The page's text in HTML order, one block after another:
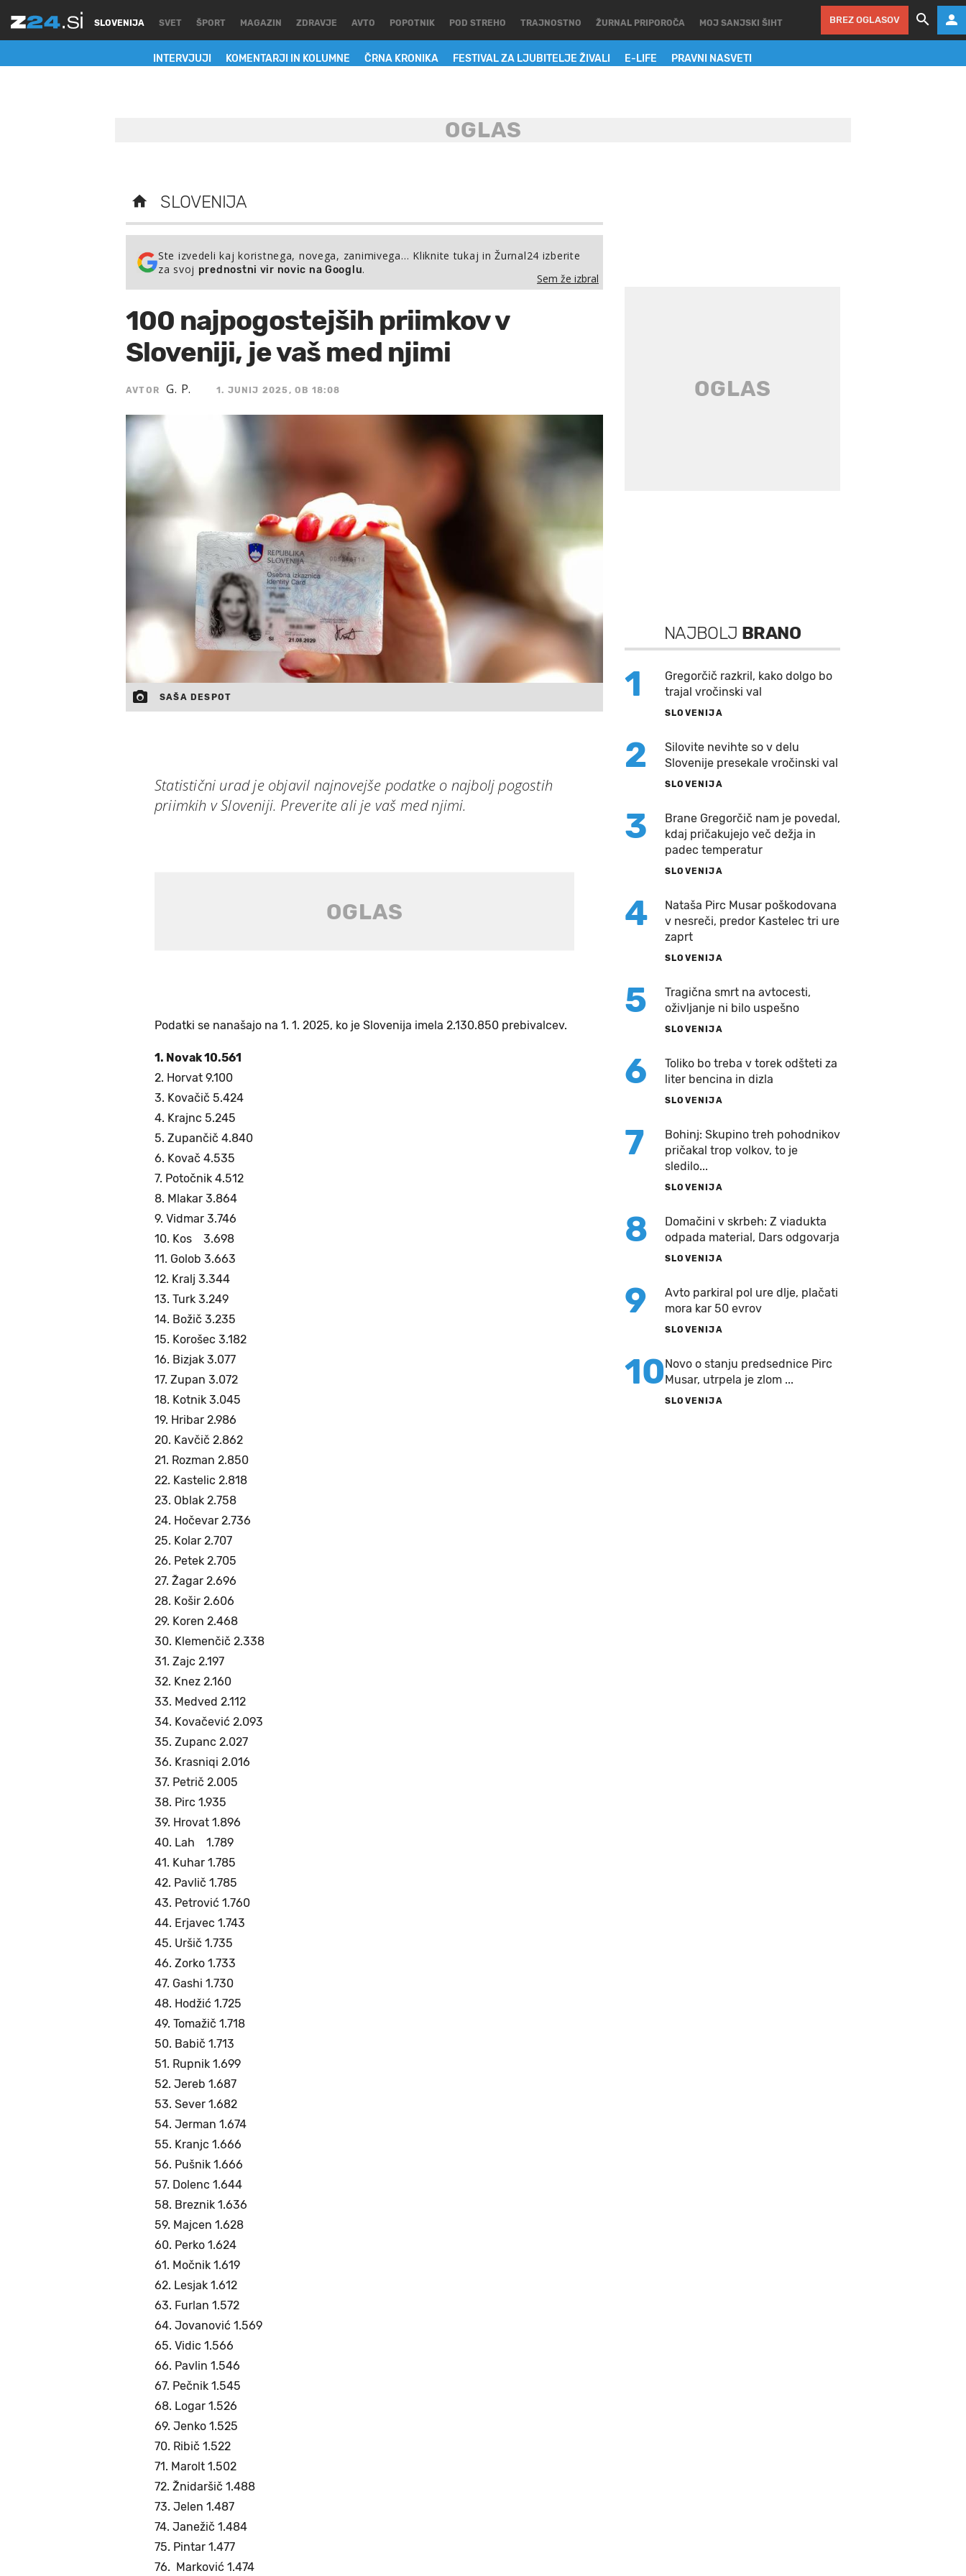
SLOVENIJA
INTERVJUJI KOMENTARJI IN KOLUMNE ČRNA KRONIKA FESTIVAL ZA LJUBITELJE ŽIVALI E-LIFE PRAVNI NASVETI
SVET ŠPORT MAGAZIN ZDRAVJE AVTO POPOTNIK POD STREHO TRAJNOSTNO ŽURNAL PRIPOROČA MOJ SANJSKI ŠIHT BREZ OGLASOV
SLOVENIJA
Ste izvedeli kaj koristnega, novega, zanimivega… Kliknite tukaj in Žurnal24 izberite
za svoj prednostni vir novic na Googlu.
Sem že izbral
100 najpogostejših priimkov v
Sloveniji, je vaš med njimi
AVTOR G. P. 1. JUNIJ 2025, OB 18:08
SAŠA DESPOT
Statistični urad je objavil najnovejše podatke o najbolj pogostih
priimkih v Sloveniji. Preverite ali je vaš med njimi.
Podatki se nanašajo na 1. 1. 2025, ko je Slovenija imela 2.130.850 prebivalcev.
1. Novak 10.561
2. Horvat 9.100
3. Kovačič 5.424
4. Krajnc 5.245
5. Zupančič 4.840
6. Kovač 4.535
7. Potočnik 4.512
8. Mlakar 3.864
9. Vidmar 3.746
10. Kos 3.698
11. Golob 3.663
12. Kralj 3.344
13. Turk 3.249
14. Božič 3.235
15. Korošec 3.182
16. Bizjak 3.077
17. Zupan 3.072
18. Kotnik 3.045
19. Hribar 2.986
20. Kavčič 2.862
21. Rozman 2.850
22. Kastelic 2.818
23. Oblak 2.758
24. Hočevar 2.736
25. Kolar 2.707
26. Petek 2.705
27. Žagar 2.696
28. Košir 2.606
29. Koren 2.468
30. Klemenčič 2.338
31. Zajc 2.197
32. Knez 2.160
33. Medved 2.112
34. Kovačević 2.093
35. Zupanc 2.027
36. Krasniqi 2.016
37. Petrič 2.005
38. Pirc 1.935
39. Hrovat 1.896
40. Lah 1.789
41. Kuhar 1.785
42. Pavlič 1.785
43. Petrović 1.760
44. Erjavec 1.743
45. Uršič 1.735
46. Zorko 1.733
47. Gashi 1.730
48. Hodžić 1.725
49. Tomažič 1.718
50. Babič 1.713
51. Rupnik 1.699
52. Jereb 1.687
53. Sever 1.682
54. Jerman 1.674
55. Kranjc 1.666
56. Pušnik 1.666
57. Dolenc 1.644
58. Breznik 1.636
59. Majcen 1.628
60. Perko 1.624
61. Močnik 1.619
62. Lesjak 1.612
63. Furlan 1.572
64. Jovanović 1.569
65. Vidic 1.566
66. Pavlin 1.546
67. Pečnik 1.545
68. Logar 1.526
69. Jenko 1.525
70. Ribič 1.522
71. Marolt 1.502
72. Žnidaršič 1.488
73. Jelen 1.487
74. Janežič 1.484
75. Pintar 1.477
76. Marković 1.474
NAJBOLJ BRANO
1
Gregorčič razkril, kako dolgo bo
trajal vročinski val
SLOVENIJA
2
Silovite nevihte so v delu
Slovenije presekale vročinski val
SLOVENIJA
3
Brane Gregorčič nam je povedal,
kdaj pričakujejo več dežja in
padec temperatur
SLOVENIJA
4
Nataša Pirc Musar poškodovana
v nesreči, predor Kastelec tri ure
zaprt
SLOVENIJA
5
Tragična smrt na avtocesti,
oživljanje ni bilo uspešno
SLOVENIJA
6
Toliko bo treba v torek odšteti za
liter bencina in dizla
SLOVENIJA
7
Bohinj: Skupino treh pohodnikov
pričakal trop volkov, to je
sledilo...
SLOVENIJA
8
Domačini v skrbeh: Z viadukta
odpada material, Dars odgovarja
SLOVENIJA
9
Avto parkiral pol ure dlje, plačati
mora kar 50 evrov
SLOVENIJA
10Novo o stanju predsednice Pirc
Musar, utrpela je zlom ...
SLOVENIJA